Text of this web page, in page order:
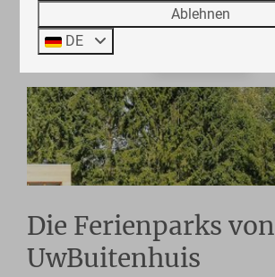
Die Ferienparks von
UwBuitenhuis
Ablehnen
DE